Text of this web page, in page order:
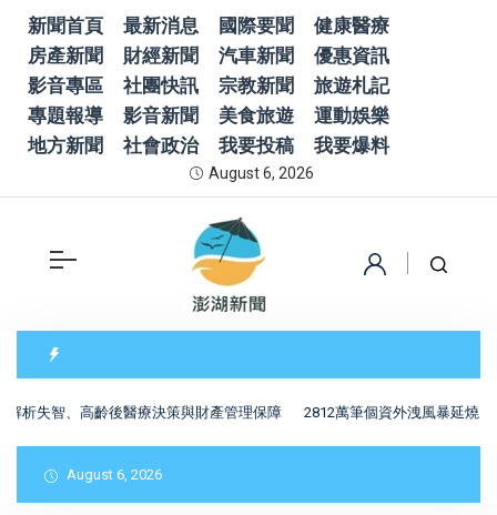
新聞首頁 最新消息 國際要聞
健康醫療
房產新聞
財經新聞 汽車新聞
優惠資訊
影音專區
社團快訊 宗教新聞
旅遊札記
專題報導
影音新聞 美食旅遊
運動娛樂
地方新聞
社會政治 我要投稿 我要爆料
August 6, 2026
析失智、高齡後醫療決策與財產管理保障 2812萬筆個資外洩風暴延燒
August 6, 2026